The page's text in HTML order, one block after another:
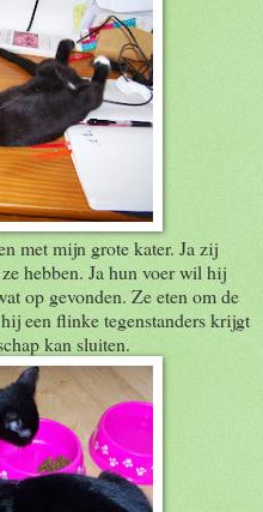
met mijn grote kater. Ja zij
hebben. Ja hun voer wil hij
op gevonden. Ze eten om de
een flinke tegenstanders krijgt
kan sluiten.